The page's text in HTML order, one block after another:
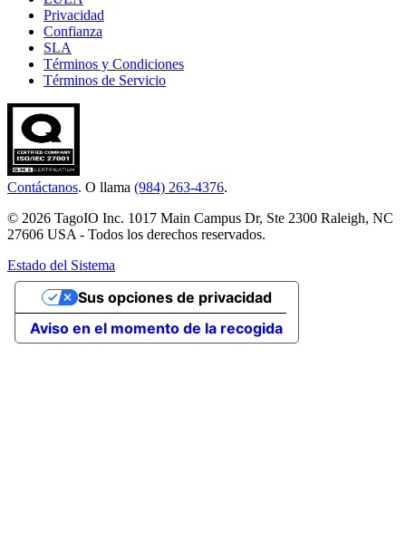
Privacidad
Confianza
SLA
Términos y Condiciones
Términos de Servicio
Contáctanos. O llama (984) 263-4376.
© 2026 TagoIO Inc. 1017 Main Campus Dr, Ste 2300 Raleigh, NC
27606 USA - Todos los derechos reservados.
Estado del Sistema
Aviso en el momento de la recogida
Sus opciones de privacidad